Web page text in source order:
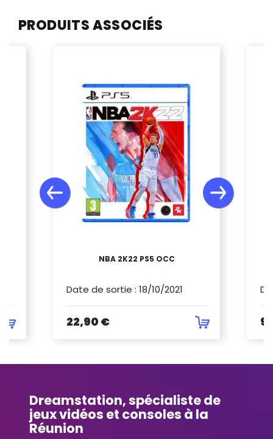
PRODUITS ASSOCIÉS
NBA 2K22 PS5 OCC
Date de sortie : 18/10/2021
22,90 €
Dreamstation, spécialiste de
jeux vidéos et consoles à la
Réunion